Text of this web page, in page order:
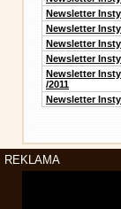
Newsletter
Newsletter
Newsletter
Newsletter
Newsletter
/2011
Newsletter
REKLAMA